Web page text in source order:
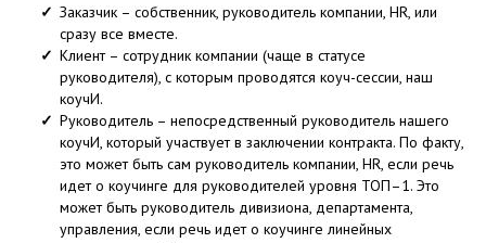
Заказчик – собственник, руководитель компании, HR, или
сразу все вместе.
Клиент – сотрудник компании (чаще в статусе
руководителя), с которым проводятся коуч-сессии, наш
коучИ.
Руководитель – непосредственный руководитель нашего
коучИ, который участвует в заключении контракта. По факту,
это может быть сам руководитель компании, HR, если речь
идет о коучинге для руководителей уровня ТОП–1. Это
может быть руководитель дивизиона, департамента,
управления, если речь идет о коучинге линейных